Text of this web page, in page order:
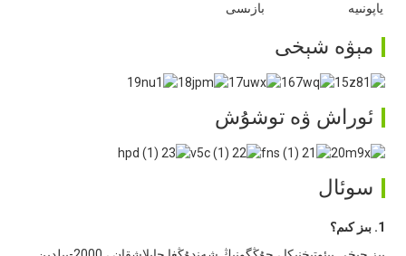
ياپونىيە
بازىسى
مېۋە شېخى
ئوراش ۋە توشۇش
سوئال
1. بىز كىم؟